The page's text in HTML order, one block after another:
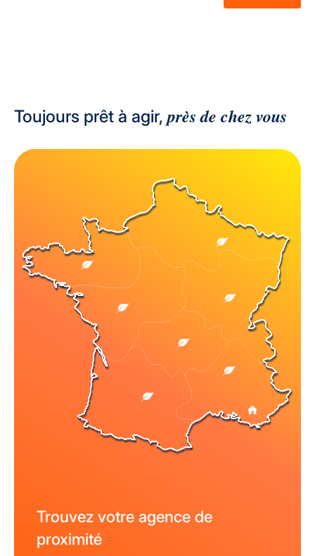
Toujours prêt à agir,près de chez vous
Trouvez votre agence de
proximité